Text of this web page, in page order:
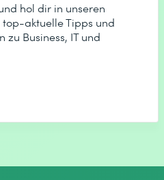
hol dir in unseren
top-aktuelle Tipps und
zu Business, IT und